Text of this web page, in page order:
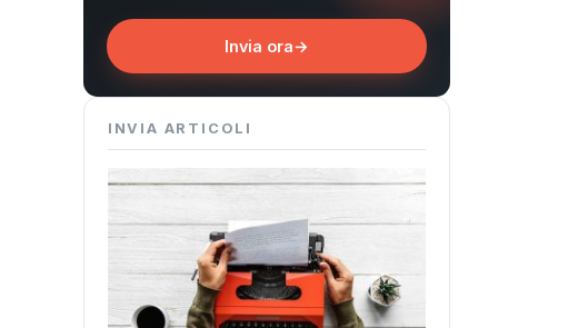
Invia ora→
INVIA ARTICOLI